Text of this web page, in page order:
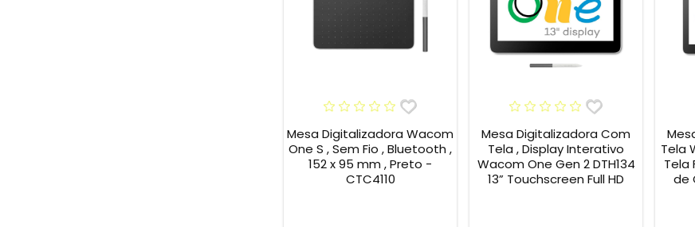
Mesa Digitalizadora Wacom
One S , Sem Fio , Bluetooth ,
152 x 95 mm , Preto -
CTC4110
Mesa Digitalizadora Com
Tela , Display Interativo
Wacom One Gen 2 DTH134
13” Touchscreen Full HD
Tela
Tela
de